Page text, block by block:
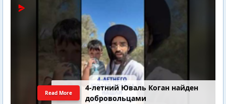
4-летний Юваль Коган найден
добровольцами
Read More